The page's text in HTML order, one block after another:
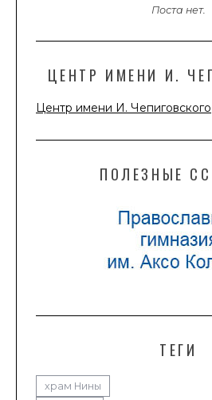
Поста нет.
ЦЕНТР ИМЕНИ И.
Центр имени И. Чепиговского
ПОЛЕЗНЫЕ
ТЕГИ
храм Нины